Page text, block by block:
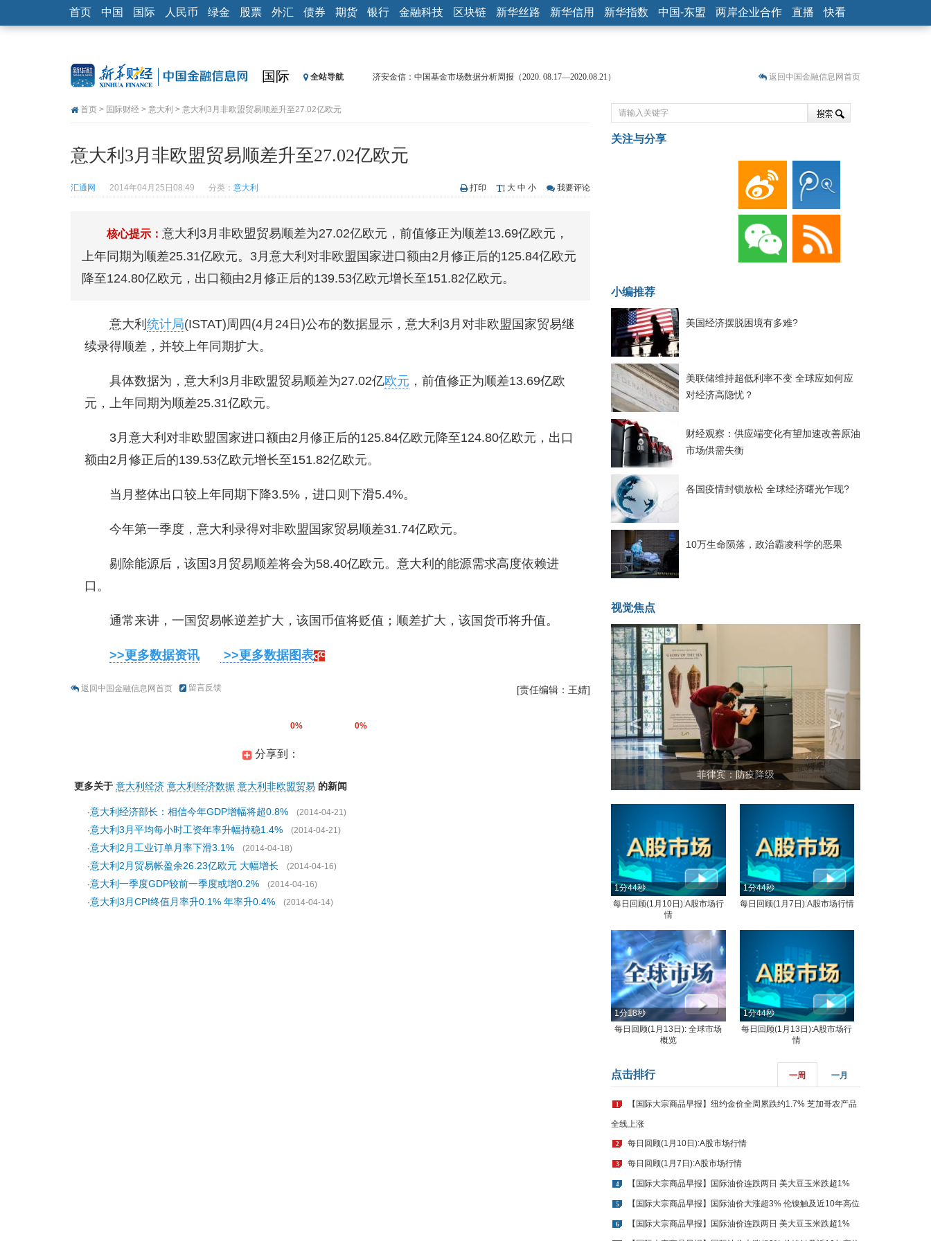
首页 中国 国际 人民币 绿金 股票 外汇 债券 期货 银行 金融科技 区块链 新华丝路 新华信用 新华指数 中国-东盟 两岸企业合作 直播 快看
国际 全站导航
济安金信：中国基金市场数据分析周报（2020. 08.17—2020.08.21）
济安金信：中国基金市场数据分析周报（2020. 07.27—2020.07.31）
【新华财经调查】同业存单、结构性存款玩起“跷跷板” 结构性失衡藏
央行公开市场净投放300亿元 短端资金利率明显下行
恒生聚源：北斗收官之星发射成功，全产业链解析
返回中国金融信息网首页
首页 > 国际财经 > 意大利 > 意大利3月非欧盟贸易顺差升至27.02亿欧元
意大利3月非欧盟贸易顺差升至27.02亿欧元
汇通网 2014年04月25日08:49 分类： 意大利 打印 大 中 小 我要评论
核心提示： 意大利3月非欧盟贸易顺差为27.02亿欧元，前值修正为顺差13.69亿欧元，
上年同期为顺差25.31亿欧元。3月意大利对非欧盟国家进口额由2月修正后的125.84亿欧元
降至124.80亿欧元，出口额由2月修正后的139.53亿欧元增长至151.82亿欧元。
意大利 统计局(ISTAT)周四(4月24日)公布的数据显示，意大利3月对非欧盟国家贸易继
续录得顺差，并较上年同期扩大。
具体数据为，意大利3月非欧盟贸易顺差为27.02亿欧元 ，前值修正为顺差13.69亿欧
元，上年同期为顺差25.31亿欧元。
3月意大利对非欧盟国家进口额由2月修正后的125.84亿欧元降至124.80亿欧元，出口
额由2月修正后的139.53亿欧元增长至151.82亿欧元。
当月整体出口较上年同期下降3.5%，进口则下滑5.4%。
今年第一季度，意大利录得对非欧盟国家贸易顺差31.74亿欧元。
剔除能源后，该国3月贸易顺差将会为58.40亿欧元。意大利的能源需求高度依赖进
口。
通常来讲，一国贸易帐逆差扩大，该国币值将贬值；顺差扩大，该国货币将升值。
>>更多数据资讯 >>更多数据图表
返回中国金融信息网首页 留言反馈 [责任编辑：王婧]
0% 0%
分享到：
更多关于 意大利经济 意大利经济数据 意大利非欧盟贸易 的新闻
·意大利经济部长：相信今年GDP增幅将超0.8%
(2014-04-21)
·意大利3月平均每小时工资年率升幅持稳1.4%
(2014-04-21)
·意大利2月工业订单月率下滑3.1%
(2014-04-18)
·意大利2月贸易帐盈余26.23亿欧元 大幅增长
(2014-04-16)
·意大利一季度GDP较前一季度或增0.2%
(2014-04-16)
·意大利3月CPI终值月率升0.1% 年率升0.4% (2014-04-14)
关注与分享
小编推荐
美国经济摆脱困境有多难?
美联储维持超低利率不变 全球应如何应
对经济高隐忧？
财经观察：供应端变化有望加速改善原油
市场供需失衡
各国疫情封锁放松 全球经济曙光乍现?
10万生命陨落，政治霸凌科学的恶果
视觉焦点
菲律宾：防疫降级
< >
1分44秒
每日回顾(1月10日):A股市场行
情
1分44秒
每日回顾(1月7日):A股市场行情
1分18秒
每日回顾(1月13日): 全球市场
概览
1分44秒
每日回顾(1月13日):A股市场行
情
点击排行 一周 一月
1 【国际大宗商品早报】纽约金价全周累跌约1.7% 芝加哥农产品
全线上涨
2 每日回顾(1月10日):A股市场行情
3 每日回顾(1月7日):A股市场行情
4 【国际大宗商品早报】国际油价连跌两日 美大豆玉米跌超1%
5 【国际大宗商品早报】国际油价大涨超3% 伦镍触及近10年高位
6 【国际大宗商品早报】国际油价连跌两日 美大豆玉米跌超1%